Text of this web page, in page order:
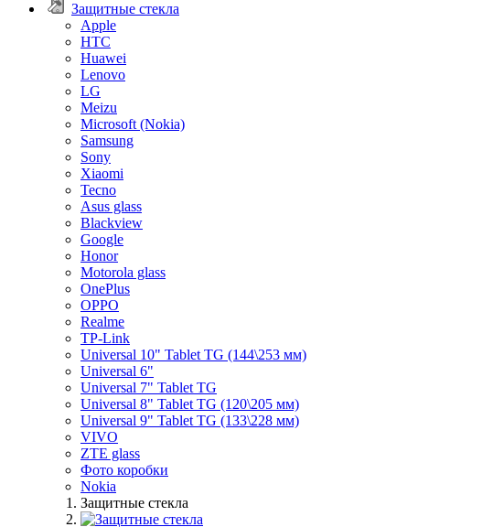
Защитные стекла
Apple
HTC
Huawei
Lenovo
LG
Meizu
Microsoft (Nokia)
Samsung
Sony
Xiaomi
Tecno
Asus glass
Blackview
Google
Honor
Motorola glass
OnePlus
OPPO
Realme
TP-Link
Universal 10" Tablet TG (144\253 мм)
Universal 6"
Universal 7" Tablet TG
Universal 8" Tablet TG (120\205 мм)
Universal 9" Tablet TG (133\228 мм)
VIVO
ZTE glass
Фото коробки
Nokia
Защитные стекла